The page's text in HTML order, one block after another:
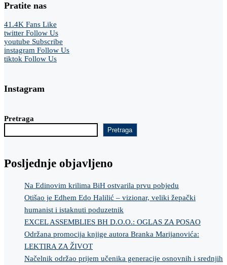
Pratite nas
41.4K Fans Like
twitter Follow Us
youtube Subscribe
instagram Follow Us
tiktok Follow Us
Instagram
Pretraga
Pretraga
Posljednje objavljeno
Na Edinovim krilima BiH ostvarila prvu pobjedu
Otišao je Edhem Edo Halilić – vizionar, veliki žepački
humanist i istaknuti poduzetnik
EXCEL ASSEMBLIES BH D.O.O.: OGLAS ZA POSAO
Održana promocija knjige autora Branka Marijanovića:
LEKTIRA ZA ŽIVOT
Načelnik održao prijem učenika generacije osnovnih i srednjih